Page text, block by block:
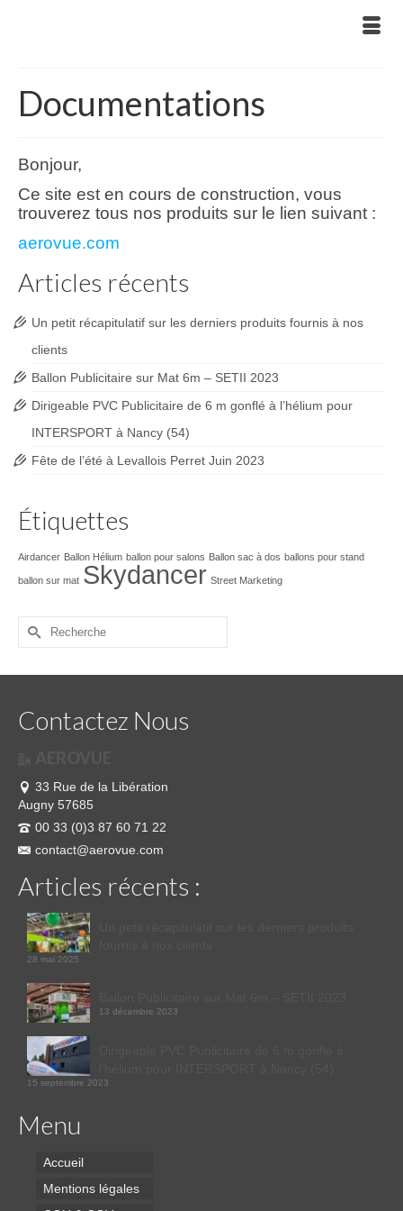
Documentations
Bonjour,
Ce site est en cours de construction, vous
trouverez tous nos produits sur le lien suivant :
aerovue.com
Articles récents
Un petit récapitulatif sur les derniers produits fournis à nos
clients
Ballon Publicitaire sur Mat 6m – SETII 2023
Dirigeable PVC Publicitaire de 6 m gonflé à l’hélium pour
INTERSPORT à Nancy (54)
Fête de l’été à Levallois Perret Juin 2023
Étiquettes
Airdancer Ballon Hélium ballon pour salons Ballon sac à dos ballons pour stand
ballon sur mat Skydancer Street Marketing
Rechercher :
Contactez Nous
33 Rue de la Libération
Augny 57685
00 33 (0)3 87 60 71 22
contact@aerovue.com
Articles récents :
28 mai 2025
13 décembre 2023
15 septembre 2023
Menu
Accueil
Mentions légales